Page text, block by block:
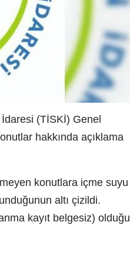
(TİSKİ) Genel
hakkında açıklama
konutlara içme suyu
altı çizildi.
kayıt belgesiz) olduğu